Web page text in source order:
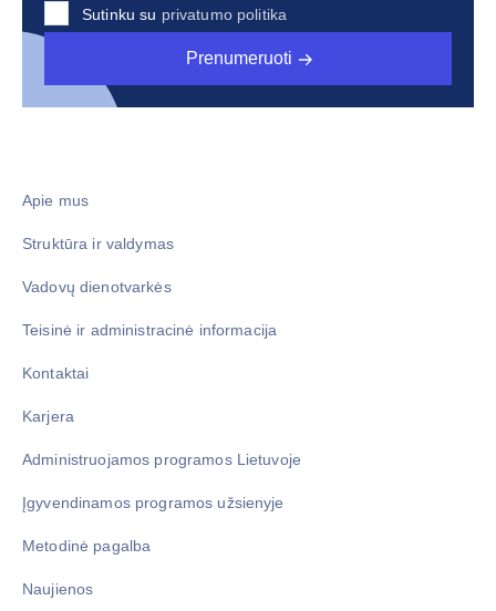
Sutinku su privatumo politika
Prenumeruoti
Apie mus
Struktūra ir valdymas
Vadovų dienotvarkės
Teisinė ir administracinė informacija
Kontaktai
Karjera
Administruojamos programos Lietuvoje
Įgyvendinamos programos užsienyje
Metodinė pagalba
Naujienos